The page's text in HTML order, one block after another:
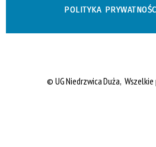
POLITYKA
© UG Niedrzwica Duża,